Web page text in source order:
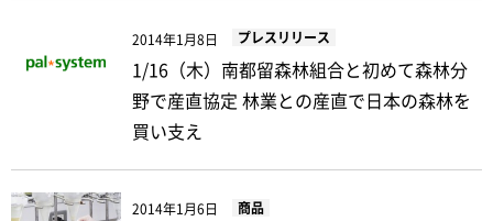
2014年1月8日 プレスリリース
1/16（木）南都留森林組合と初めて森林分
野で産直協定 林業との産直で日本の森林を
買い支え
2014年1月6日 商品